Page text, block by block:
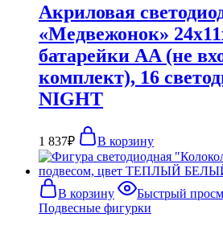
Акриловая
«Медвежонок»
батарейки AA (не
комплект), 16
NIGHT
1 837₽ В корзину
В корзину Быстрый
Подвесные фигурки